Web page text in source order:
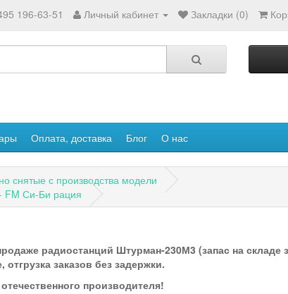
196-63-51 Личный кабинет Закладки (0)
Оплата, доставка Блог О нас
снятые с производства модели
FM Си-Би рация
радиостанций Штурман-230М3 (запас на складе
заказов без задержки.
производителя!